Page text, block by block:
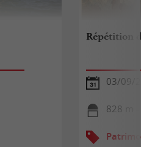
Répétition
03/09/
828 m